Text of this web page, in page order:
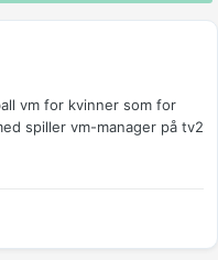
vm for kvinner som for
spiller vm-manager på tv2